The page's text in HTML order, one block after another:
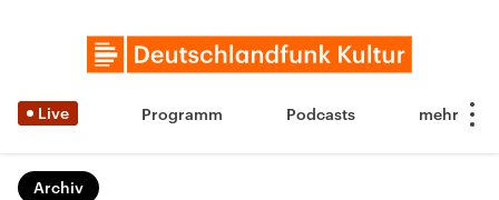
Live Programm Podcasts
Archiv